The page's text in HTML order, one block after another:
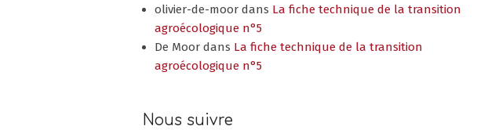
olivier-de-moor dans La fiche technique de la transition
agroécologique n°5
De Moor dans La fiche technique de la transition
agroécologique n°5
Nous suivre